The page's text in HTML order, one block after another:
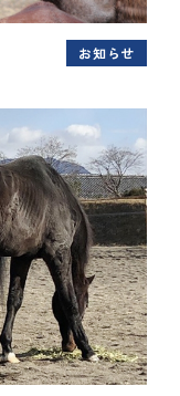
お知らせ